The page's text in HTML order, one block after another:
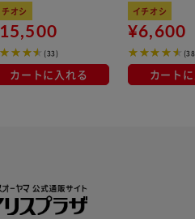
12点セット IHガス
応 MEGI-12S ブラ
メタリック
オシ
(33)
カートに入れる
ン
イチオシ
¥6,600
カート